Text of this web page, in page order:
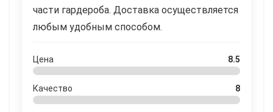
части гардероба. Доставка осуществляется
любым удобным способом.
Цена 8.5
Качество 8